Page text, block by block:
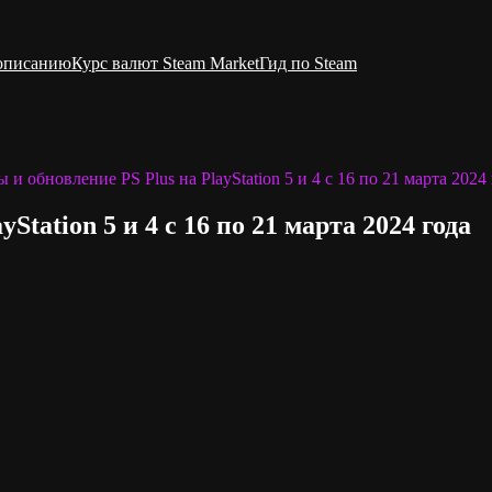
Курс валют Steam MarketГид по Steam
обновление PS Plus на PlayStation 5 и 4 с 16 по 21 марта 2024
5 и 4 с 16 по 21 марта 2024 года